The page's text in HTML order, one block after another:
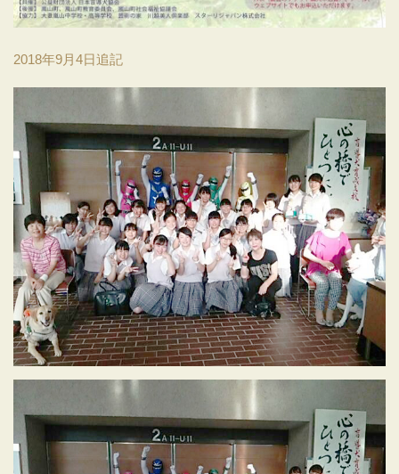
2018年9月4日追記